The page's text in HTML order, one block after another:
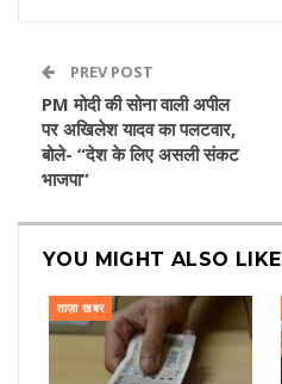
PREV POST
PM मोदी की सोना वाली अपील
पर अखिलेश यादव का पलटवार,
बोले- “देश के लिए असली संकट
भाजपा”
YOU MIGHT ALSO LIKE
ताज़ा खबर